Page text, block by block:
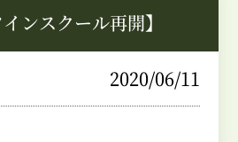
ンスクール再開】
2020/06/11